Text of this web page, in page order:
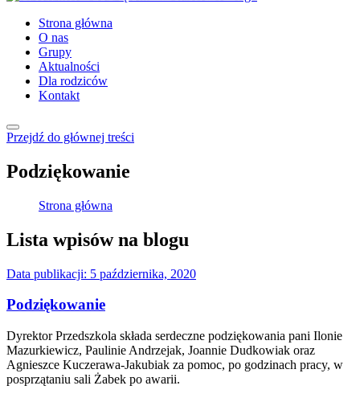
Strona główna
O nas
Grupy
Aktualności
Dla rodziców
Kontakt
Przejdź do głównej treści
Podziękowanie
Strona główna
Lista wpisów na blogu
Data publikacji: 5 października, 2020
Podziękowanie
Dyrektor Przedszkola składa serdeczne podziękowania pani Ilonie
Mazurkiewicz, Paulinie Andrzejak, Joannie Dudkowiak oraz
Agnieszce Kuczerawa-Jakubiak za pomoc, po godzinach pracy, w
posprzątaniu sali Żabek po awarii.